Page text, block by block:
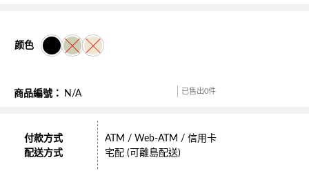
颜色
商品編號： N/A 已售出0件
付款方式
配送方式
ATM / Web-ATM / 信用卡
宅配 (可離島配送)